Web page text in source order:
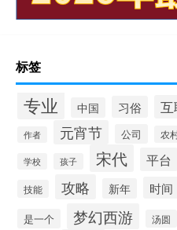
标签
专业 中国 习俗 互
作者 元宵节 公司 农
学校 孩子 宋代 平台
技能 攻略 新年 时间
是一个 梦幻西游 汤圆